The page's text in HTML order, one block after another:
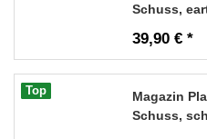
Schuss,
39,90 € *
Top
Magazin
Schuss,